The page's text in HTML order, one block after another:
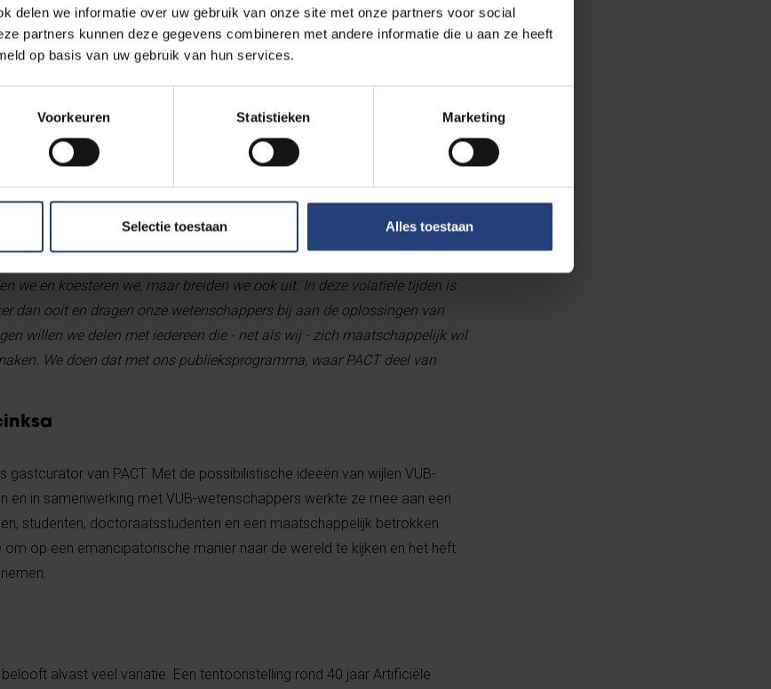
delen we informatie over uw gebruik van onze site met onze partners voor social
partners kunnen deze gegevens combineren met andere informatie die u aan ze heeft
op basis van uw gebruik van hun services.
Voorkeuren Statistieken Marketing
Selectie toestaan Alles toestaan
door de waarden van de Verlichting: vrijheid, gelijkheid, en verbondenheid.
Academy of Critical Thinking (PACT) - genoemd naar wijlen
het nieuwe publieksprogramma.
“Ze vond dat er nood was aan meer kritisch denken, meer
we en koesteren we, maar breiden we ook uit. In deze volatiele tijden is
dan ooit en dragen onze wetenschappers bij aan de oplossingen van
willen we delen met iedereen die - net als wij - zich maatschappelijk wil
We doen dat met ons publieksprogramma, waar PACT deel van
gastcurator van PACT. Met de possibilistische ideeën van wijlen VUB-
en in samenwerking met VUB-wetenschappers werkte ze mee aan een
studenten, doctoraatsstudenten en een maatschappelijk betrokken
om op een emancipatorische manier naar de wereld te kijken en het heft
alvast veel variatie. Een tentoonstelling rond 40 jaar Artificiële